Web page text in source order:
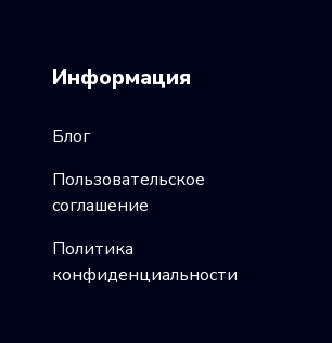
Информация
Блог
Пользовательское
соглашение
Политика
конфиденциальности